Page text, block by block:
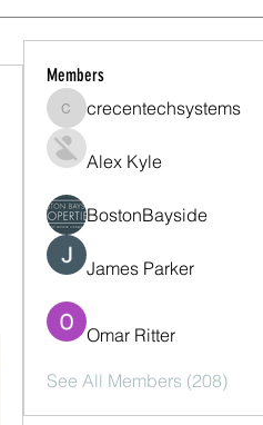
Members
crecentechsystems
crecentechsystems
Alex Kyle
BostonBayside
James Parker
Omar Ritter
See All Members (208)